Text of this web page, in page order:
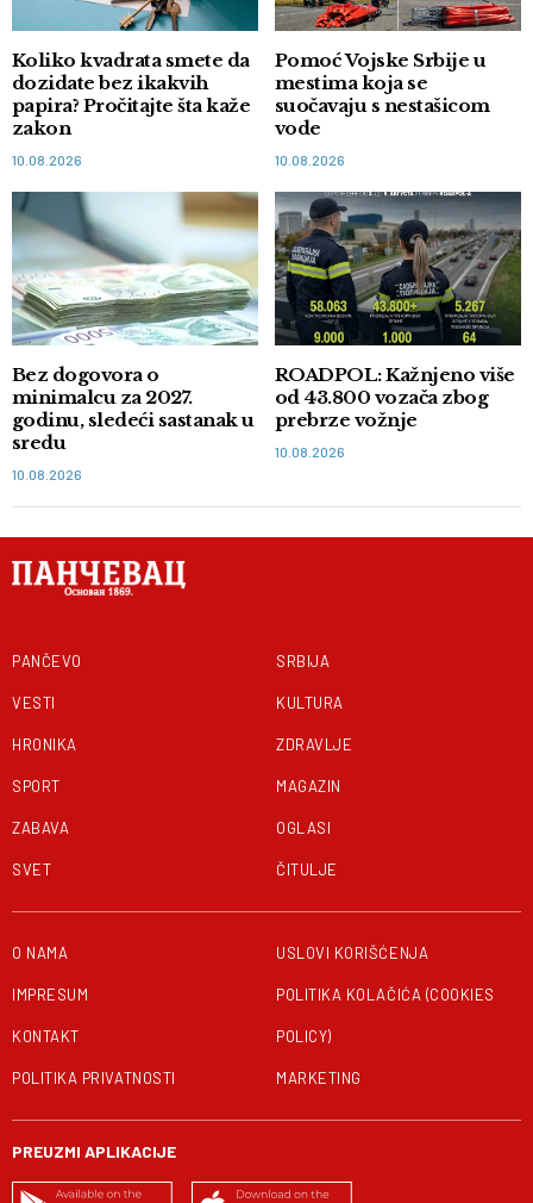
Koliko kvadrata smete da
dozidate bez ikakvih
papira? Pročitajte šta kaže
zakon
10.08.2026
Pomoć Vojske Srbije u
mestima koja se
suočavaju s nestašicom
vode
10.08.2026
Bez dogovora o
minimalcu za 2027.
godinu, sledeći sastanak u
sredu
10.08.2026
ROADPOL: Kažnjeno više
od 43.800 vozača zbog
prebrze vožnje
10.08.2026
PANČEVO
VESTI
HRONIKA
SPORT
ZABAVA
SVET
SRBIJA
KULTURA
ZDRAVLJE
MAGAZIN
OGLASI
ČITULJE
O NAMA
IMPRESUM
KONTAKT
POLITIKA PRIVATNOSTI
USLOVI KORIŠĆENJA
POLITIKA KOLAČIĆA (COOKIES
POLICY)
MARKETING
PREUZMI APLIKACIJE